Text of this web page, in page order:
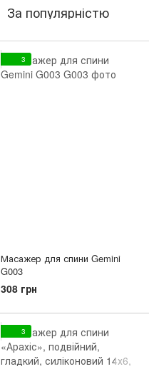
За популярністю
3
Масажер для спини Gemini
G003
308 грн
3